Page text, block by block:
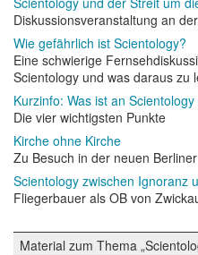
Diskussionsveranstaltung an
Wie gefährlich ist Scientology?
Eine schwierige
Scientology und was daraus zu
Kurzinfo: Was ist an
Die vier wichtigsten Punkte
Kirche ohne Kirche
Zu Besuch in der neuen
Scientology zwischen Ignoranz
Fliegerbauer als OB von
Material zum Thema